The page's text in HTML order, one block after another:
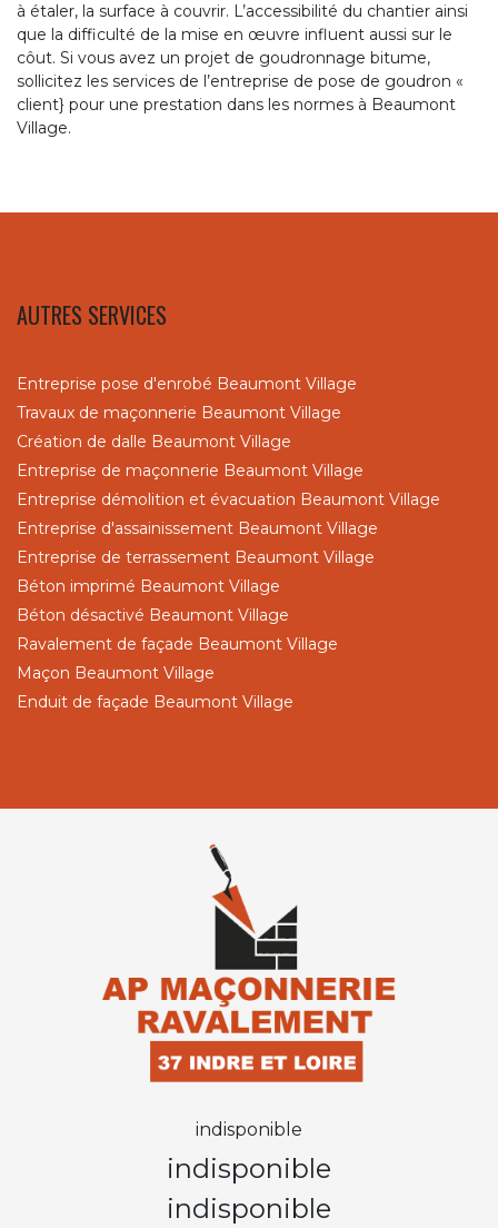
à étaler, la surface à couvrir. L’accessibilité du chantier ainsi
que la difficulté de la mise en œuvre influent aussi sur le
côut. Si vous avez un projet de goudronnage bitume,
sollicitez les services de l’entreprise de pose de goudron «
client} pour une prestation dans les normes à Beaumont
Village.
AUTRES SERVICES
Entreprise pose d'enrobé Beaumont Village
Travaux de maçonnerie Beaumont Village
Création de dalle Beaumont Village
Entreprise de maçonnerie Beaumont Village
Entreprise démolition et évacuation Beaumont Village
Entreprise d'assainissement Beaumont Village
Entreprise de terrassement Beaumont Village
Béton imprimé Beaumont Village
Béton désactivé Beaumont Village
Ravalement de façade Beaumont Village
Maçon Beaumont Village
Enduit de façade Beaumont Village
indisponible
indisponible
indisponible